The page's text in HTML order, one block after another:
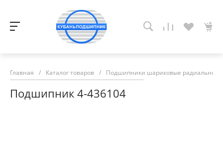
Главная / Каталог товаров / Подшипники шариковые радиально-
Подшипник 4-436104